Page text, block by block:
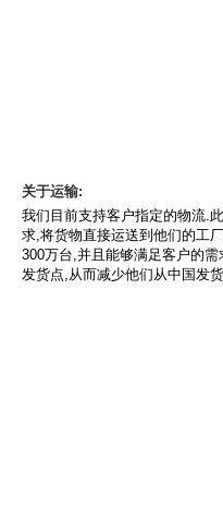
关于运输:
我们目前支持客户指定的物流.
求,将货物直接运送到他们的工
300万台,并且能够满足客户的
发货点,从而减少他们从中国发